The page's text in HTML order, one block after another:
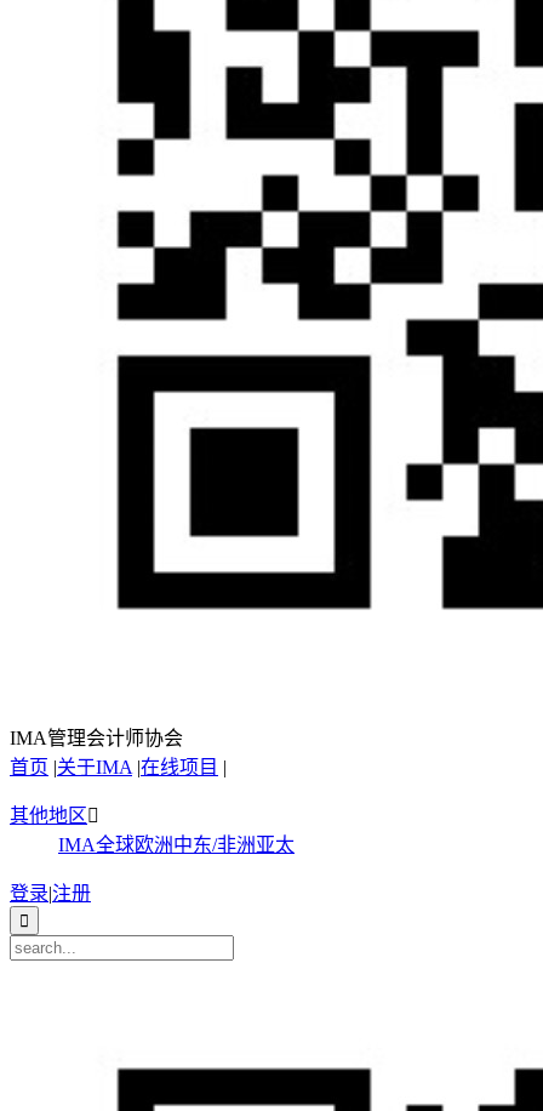
IMA管理会计师协会
首页 |关于IMA |在线项目 |
其他地区
IMA全球欧洲中东/非洲亚太
登录|注册
